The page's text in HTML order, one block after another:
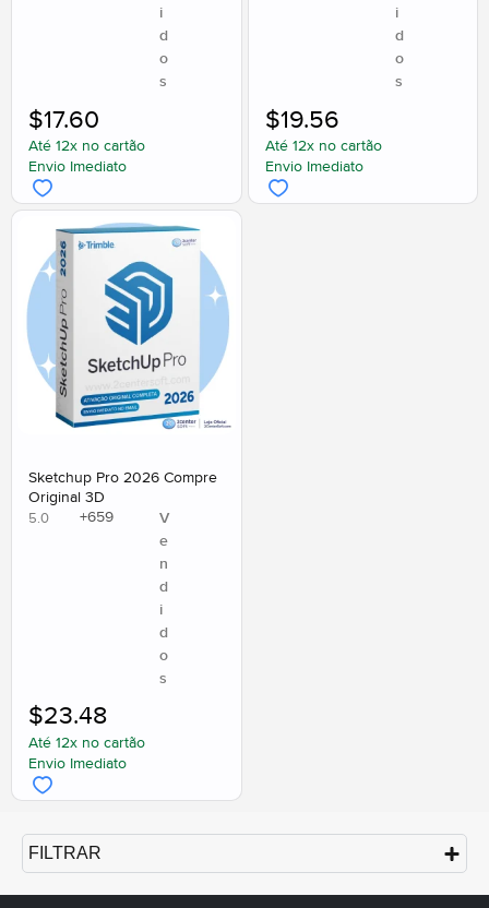
i
d
o
s
Até 12x no cartão
Envio Imediato
$17.60
i
d
o
s
Até 12x no cartão
Envio Imediato
$19.56
Sketchup Pro 2026 Compre
Original 3D
5.0 +659
V
e
n
d
i
d
o
s
Até 12x no cartão
Envio Imediato
$23.48
FILTRAR